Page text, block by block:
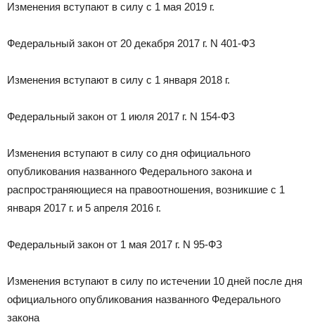
Изменения вступают в силу с 1 мая 2019 г.
Федеральный закон от 20 декабря 2017 г. N 401-ФЗ
Изменения вступают в силу с 1 января 2018 г.
Федеральный закон от 1 июля 2017 г. N 154-ФЗ
Изменения вступают в силу со дня официального
опубликования названного Федерального закона и
распространяющиеся на правоотношения, возникшие с 1
января 2017 г. и 5 апреля 2016 г.
Федеральный закон от 1 мая 2017 г. N 95-ФЗ
Изменения вступают в силу по истечении 10 дней после дня
официального опубликования названного Федерального
закона